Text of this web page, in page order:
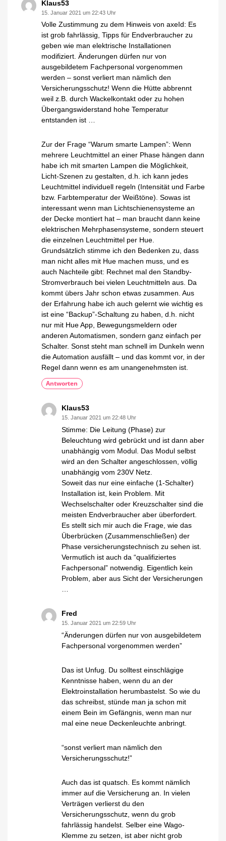
Klaus53
15. Januar 2021 um 22:43 Uhr
Volle Zustimmung zu dem Hinweis von axeId: Es
ist grob fahrlässig, Tipps für Endverbraucher zu
geben wie man elektrische Installationen
modifiziert. Änderungen dürfen nur von
ausgebildetem Fachpersonal vorgenommen
werden – sonst verliert man nämlich den
Versicherungsschutz! Wenn die Hütte abbrennt
weil z.B. durch Wackelkontakt oder zu hohen
Übergangswiderstand hohe Temperatur
entstanden ist …
Zur der Frage “Warum smarte Lampen”: Wenn
mehrere Leuchtmittel an einer Phase hängen dann
habe ich mit smarten Lampen die Möglichkeit,
Licht-Szenen zu gestalten, d.h. ich kann jedes
Leuchtmittel individuell regeln (Intensität und Farbe
bzw. Farbtemperatur der Weißtöne). Sowas ist
interessant wenn man Lichtschienensysteme an
der Decke montiert hat – man braucht dann keine
elektrischen Mehrphasensysteme, sondern steuert
die einzelnen Leuchtmittel per Hue.
Grundsätzlich stimme ich den Bedenken zu, dass
man nicht alles mit Hue machen muss, und es
auch Nachteile gibt: Rechnet mal den Standby-
Stromverbrauch bei vielen Leuchtmitteln aus. Da
kommt übers Jahr schon etwas zusammen. Aus
der Erfahrung habe ich auch gelernt wie wichtig es
ist eine “Backup”-Schaltung zu haben, d.h. nicht
nur mit Hue App, Bewegungsmeldern oder
anderen Automatismen, sondern ganz einfach per
Schalter. Sonst steht man schnell im Dunkeln wenn
die Automation ausfällt – und das kommt vor, in der
Regel dann wenn es am unangenehmsten ist.
Antworten
Klaus53
15. Januar 2021 um 22:48 Uhr
Stimme: Die Leitung (Phase) zur
Beleuchtung wird gebrückt und ist dann aber
unabhängig vom Modul. Das Modul selbst
wird an den Schalter angeschlossen, völlig
unabhängig vom 230V Netz.
Soweit das nur eine einfache (1-Schalter)
Installation ist, kein Problem. Mit
Wechselschalter oder Kreuzschalter sind die
meisten Endverbraucher aber überfordert.
Es stellt sich mir auch die Frage, wie das
Überbrücken (Zusammenschließen) der
Phase versicherungstechnisch zu sehen ist.
Vermutlich ist auch da “qualifiziertes
Fachpersonal” notwendig. Eigentlich kein
Problem, aber aus Sicht der Versicherungen
Fred
15. Januar 2021 um 22:59 Uhr
“Änderungen dürfen nur von ausgebildetem
Fachpersonal vorgenommen werden”
Das ist Unfug. Du solltest einschlägige
Kenntnisse haben, wenn du an der
Elektroinstallation herumbastelst. So wie du
das schreibst, stünde man ja schon mit
einem Bein im Gefängnis, wenn man nur
mal eine neue Deckenleuchte anbringt.
“sonst verliert man nämlich den
Versicherungsschutz!”
Auch das ist quatsch. Es kommt nämlich
immer auf die Versicherung an. In vielen
Verträgen verlierst du den
Versicherungsschutz, wenn du grob
fahrlässig handelst. Selber eine Wago-
Klemme zu setzen, ist aber nicht grob